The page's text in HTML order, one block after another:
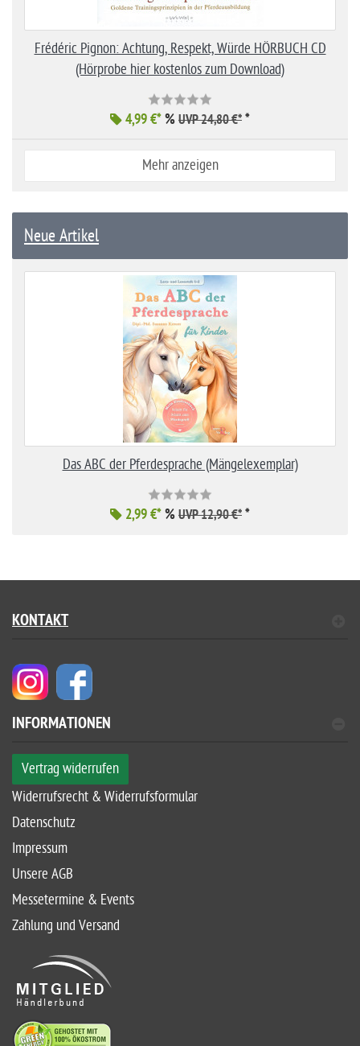
Frédéric Pignon: Achtung, Respekt, Würde HÖRBUCH CD
(Hörprobe hier kostenlos zum Download)
4,99 €*% UVP 24,80 €* *
Mehr anzeigen
Neue Artikel
Das ABC der Pferdesprache (Mängelexemplar)
2,99 €*% UVP 12,90 €* *
KONTAKT
INFORMATIONEN
Vertrag widerrufen
Widerrufsrecht & Widerrufsformular
Datenschutz
Impressum
Unsere AGB
Messetermine & Events
Zahlung und Versand